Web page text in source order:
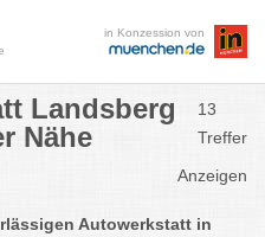
in Konzession von
Landsberg
Nähe
13
Treffer
Anzeigen
Autowerkstatt in